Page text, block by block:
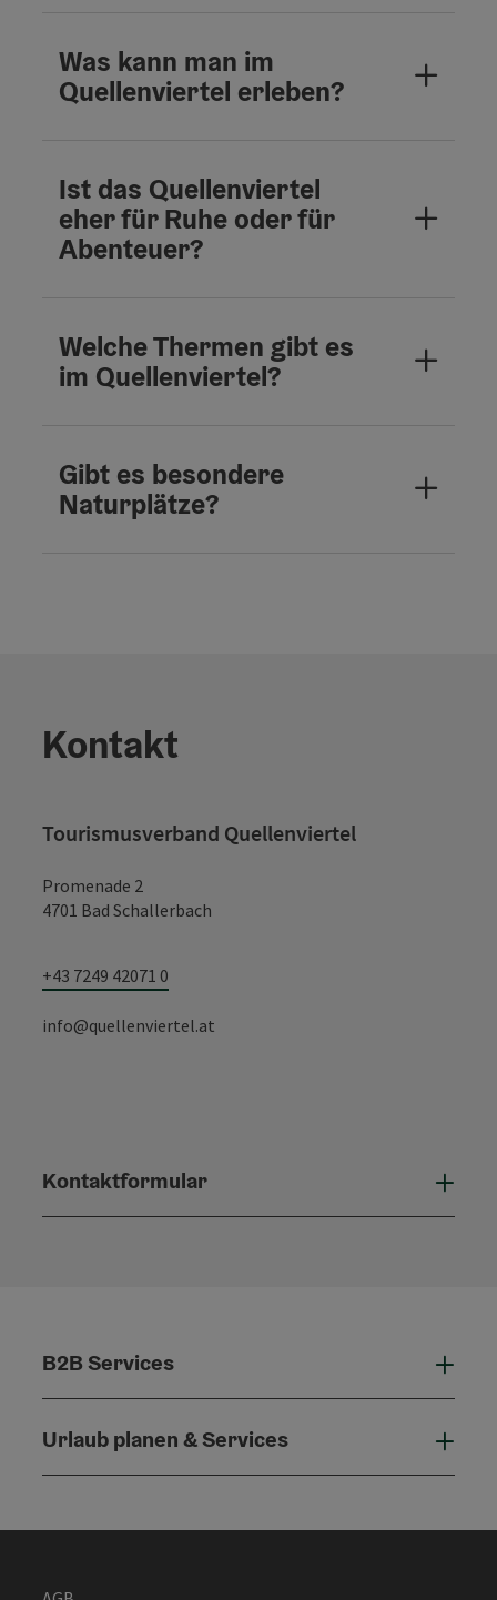
Was kann man im
Quellenviertel erleben?
Ist das Quellenviertel
eher für Ruhe oder für
Abenteuer?
Welche Thermen gibt es
im Quellenviertel?
Gibt es besondere
Naturplätze?
Kontakt
Tourismusverband Quellenviertel
Promenade 2
4701 Bad Schallerbach
+43 7249 42071 0
info@quellenviertel.at
Kontaktformular
B2B Services
Urlaub planen & Services